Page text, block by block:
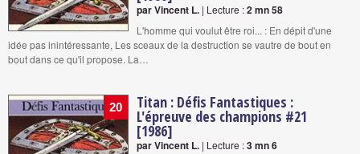
par Vincent L. | Lecture :2 mn 58
L'homme qui voulut être roi... : En dépit d'une
idée pas inintéressante, Les sceaux de la destruction se vautre de bout en
bout dans ce qu'il propose. La…
20 Titan : Défis Fantastiques :
L'épreuve des champions #21
[1986]
par Vincent L. | Lecture :3 mn 6